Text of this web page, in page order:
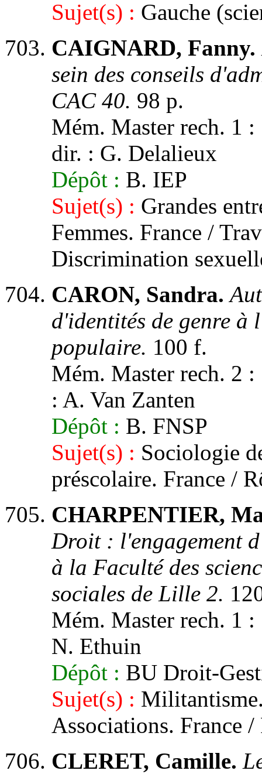
Sujet(s) : Gauche
CAIGNARD, Fanny.
sein des conseils
CAC 40. 98 p.
Mém. Master rech. 1
dir. : G. Delalieux
Dépôt : B. IEP
Sujet(s) : Grandes
Femmes. France /
Discrimination
CARON, Sandra.
d'identités de genre à
populaire. 100 f.
Mém. Master rech. 2
: A. Van Zanten
Dépôt : B. FNSP
Sujet(s) : Sociologie
préscolaire. France /
CHARPENTIER,
Droit : l'engagement
à la Faculté des
sociales de Lille 2.
Mém. Master rech. 1
N. Ethuin
Dépôt : BU Droit-
Sujet(s) :
Associations. France
CLERET, Camille.